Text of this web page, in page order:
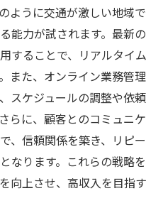
ように交通が激しい地域
能力が試されます。最新の
することで、リアルタイ
また、オンライン業務管
スケジュールの調整や依
らに、顧客とのコミュニ
、信頼関係を築き、リピ
なります。これらの戦略
向上させ、高収入を目指